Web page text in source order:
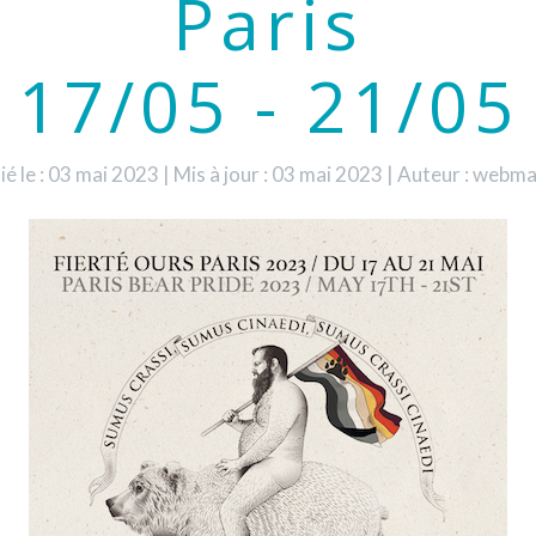
Paris
17/05 - 21/05
le : 03 mai 2023 | Mis à jour : 03 mai 2023 | Auteur :